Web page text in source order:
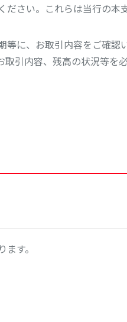
ださい。これらは当行の本
に、お取引内容をご確認
引内容、残高の状況等を
す。